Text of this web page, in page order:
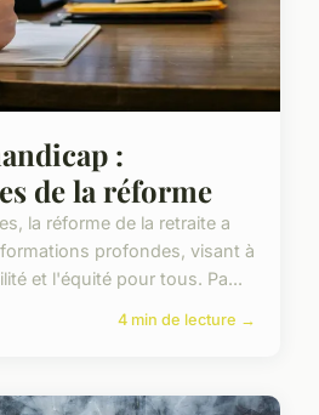
:
de la réforme
la réforme de la retraite a
profondes, visant à
et l'équité pour tous. Pa...
4 min de lecture →